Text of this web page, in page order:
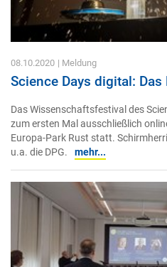
08.10.2020 | Meldung
Science Days digital:
Das Wissenschaftsfestival des
zum ersten Mal ausschließlich
Europa-Park Rust statt.
u.a. die DPG.
mehr...